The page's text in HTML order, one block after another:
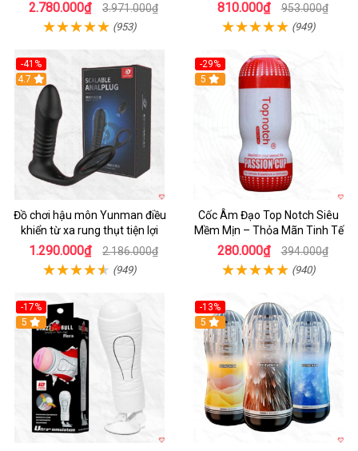
2.780.000₫ 3.971.000₫
(953)
810.000₫ 953.000₫
(949)
-41%
Hot
4.7
Đồ chơi hậu môn Yunman điều
khiển từ xa rung thụt tiện lợi
1.290.000₫ 2.186.000₫
(949)
-29%
5
Cốc Âm Đạo Top Notch Siêu
Mềm Mịn – Thỏa Mãn Tinh Tế
280.000₫ 394.000₫
(940)
-17%
5
-13%
Hot
5